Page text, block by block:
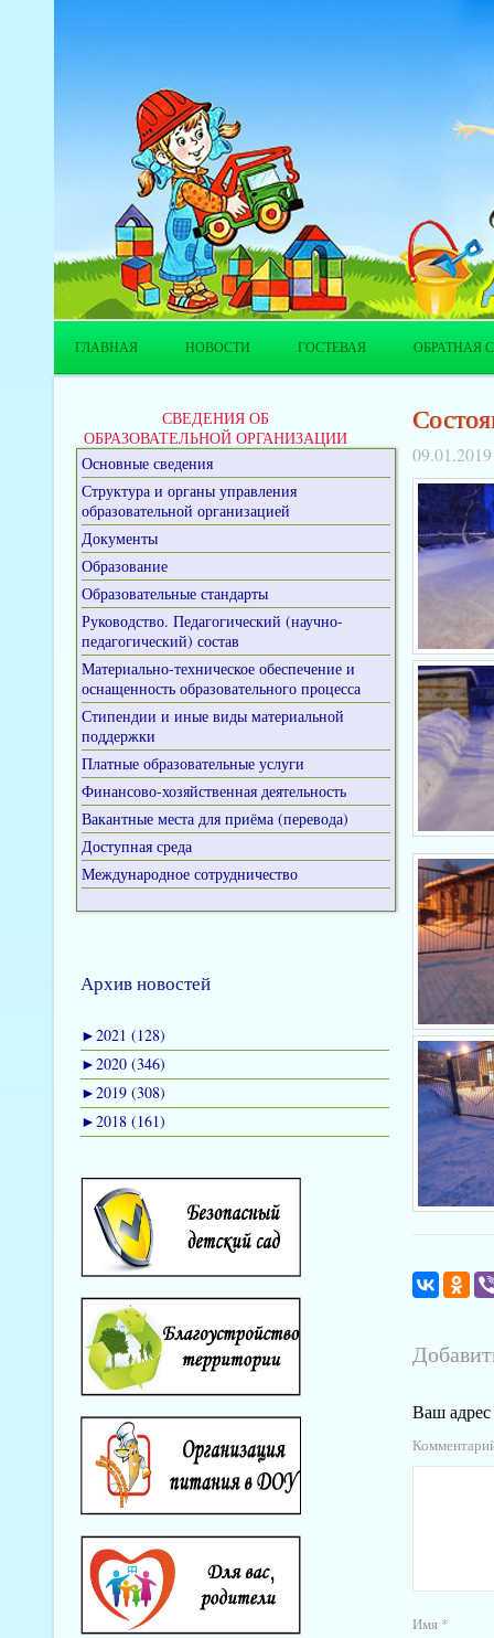
ГЛАВНАЯ НОВОСТИ ГОСТЕВАЯ ОБРАТНАЯ
СВЕДЕНИЯ ОБ
ОБРАЗОВАТЕЛЬНОЙ ОРГАНИЗАЦИИ
Основные сведения
Структура и органы управления
образовательной организацией
Документы
Образование
Образовательные стандарты
Руководство. Педагогический (научно-
педагогический) состав
Материально-техническое обеспечение и
оснащенность образовательного процесса
Стипендии и иные виды материальной
поддержки
Платные образовательные услуги
Финансово-хозяйственная деятельность
Вакантные места для приёма (перевода)
Доступная среда
Международное сотрудничество
Архив новостей
►2021 (128)
►2020 (346)
►2019 (308)
►2018 (161)
09.01.2019
Ваш адрес
Имя *